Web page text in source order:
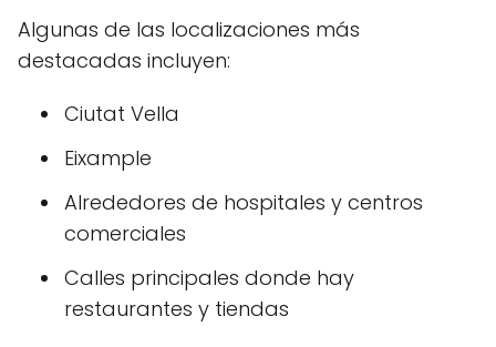
Algunas de las localizaciones más
destacadas incluyen:
Ciutat Vella
Eixample
Alrededores de hospitales y centros
comerciales
Calles principales donde hay
restaurantes y tiendas